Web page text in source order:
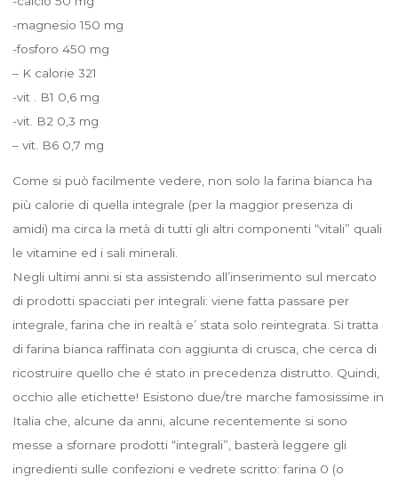
-magnesio 150 mg
-fosforo 450 mg
– K calorie 321
-vit . B1 0,6 mg
-vit. B2 0,3 mg
– vit. B6 0,7 mg
Come si può facilmente vedere, non solo la farina bianca ha
più calorie di quella integrale (per la maggior presenza di
amidi) ma circa la metà di tutti gli altri componenti “vitali” quali
le vitamine ed i sali minerali.
Negli ultimi anni si sta assistendo all’inserimento sul mercato
di prodotti spacciati per integrali: viene fatta passare per
integrale, farina che in realtà e’ stata solo reintegrata. Si tratta
di farina bianca raffinata con aggiunta di crusca, che cerca di
ricostruire quello che é stato in precedenza distrutto. Quindi,
occhio alle etichette! Esistono due/tre marche famosissime in
Italia che, alcune da anni, alcune recentemente si sono
messe a sfornare prodotti “integrali”, basterà leggere gli
ingredienti sulle confezioni e vedrete scritto: farina 0 (o